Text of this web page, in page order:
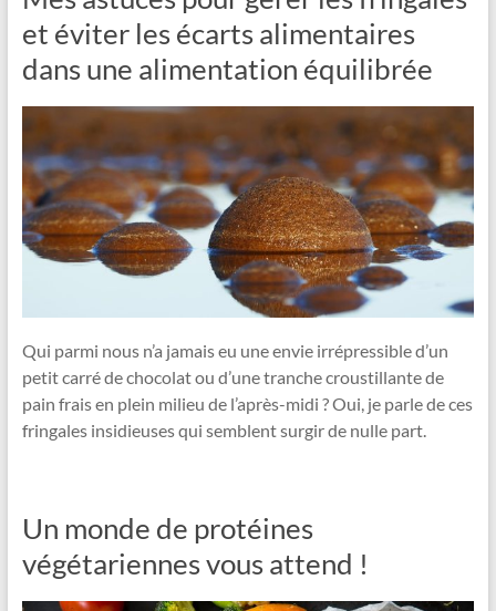
et éviter les écarts alimentaires
dans une alimentation équilibrée
Qui parmi nous n’a jamais eu une envie irrépressible d’un
petit carré de chocolat ou d’une tranche croustillante de
pain frais en plein milieu de l’après-midi ? Oui, je parle de ces
fringales insidieuses qui semblent surgir de nulle part.
Un monde de protéines
végétariennes vous attend !